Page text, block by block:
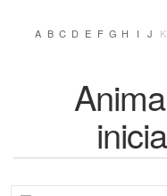
A B C D E F G H I J K